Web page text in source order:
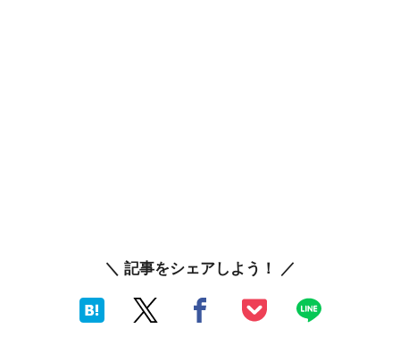
＼ 記事をシェアしよう！ ／